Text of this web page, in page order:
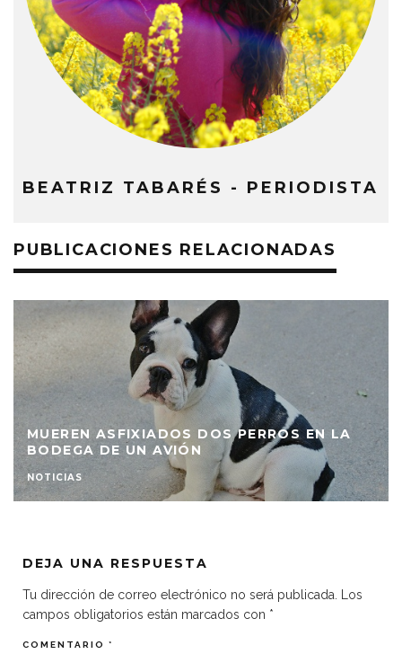
BEATRIZ TABARÉS - PERIODISTA
PUBLICACIONES RELACIONADAS
MUEREN ASFIXIADOS DOS PERROS EN LA
BODEGA DE UN AVIÓN
NOTICIAS
DEJA UNA RESPUESTA
Tu dirección de correo electrónico no será publicada.
Los
campos obligatorios están marcados con *
COMENTARIO *